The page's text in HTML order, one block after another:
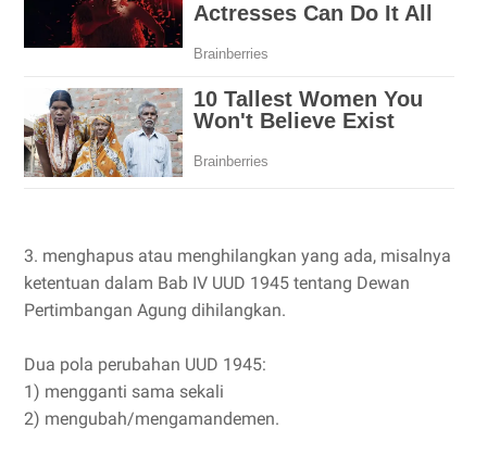
3. menghapus atau menghilangkan yang ada, misalnya
ketentuan dalam Bab IV UUD 1945 tentang Dewan
Pertimbangan Agung dihilangkan.
Dua pola perubahan UUD 1945:
1) mengganti sama sekali
2) mengubah/mengamandemen.